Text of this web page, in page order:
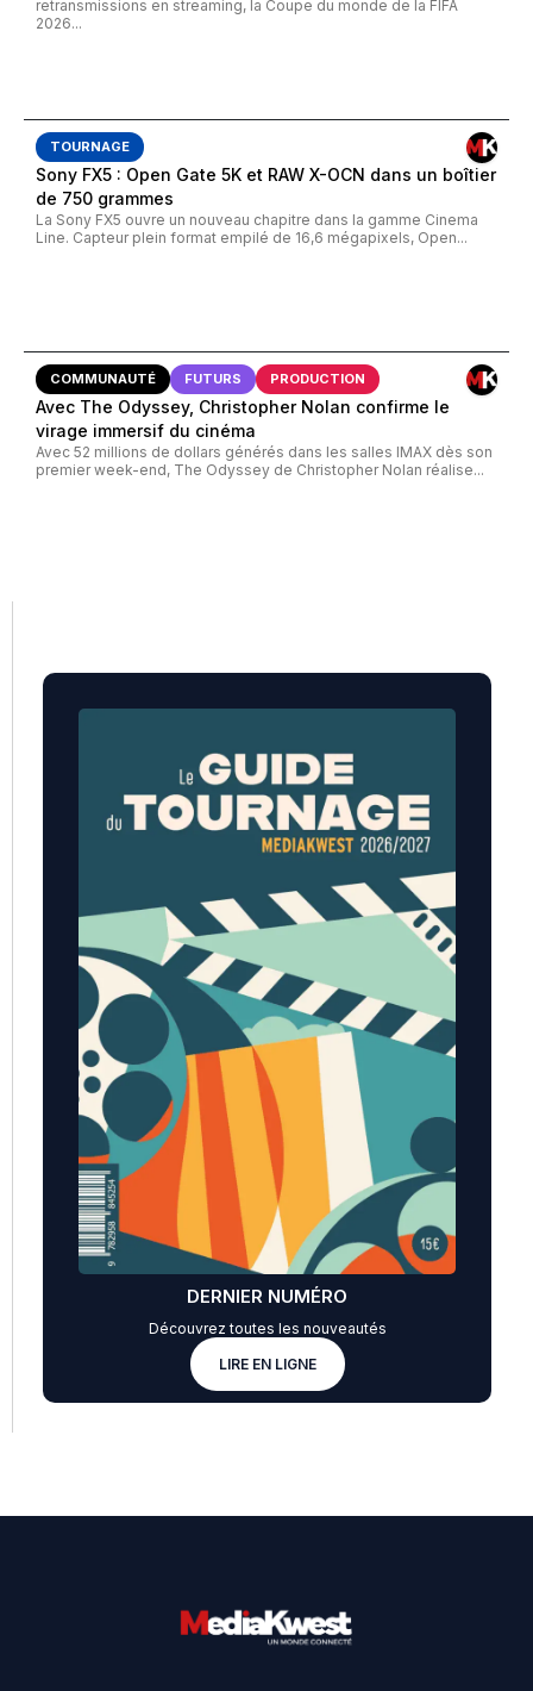
retransmissions en streaming, la Coupe du monde de la FIFA
2026...
TOURNAGE
Sony FX5 : Open Gate 5K et RAW X-OCN dans un boîtier
de 750 grammes
La Sony FX5 ouvre un nouveau chapitre dans la gamme Cinema
Line. Capteur plein format empilé de 16,6 mégapixels, Open...
COMMUNAUTÉ FUTURS PRODUCTION
Avec The Odyssey, Christopher Nolan confirme le
virage immersif du cinéma
Avec 52 millions de dollars générés dans les salles IMAX dès son
premier week-end, The Odyssey de Christopher Nolan réalise...
DERNIER NUMÉRO
Découvrez toutes les nouveautés
LIRE EN LIGNE